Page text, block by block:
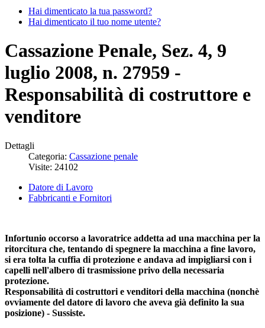
Hai dimenticato la tua password?
Hai dimenticato il tuo nome utente?
Cassazione Penale, Sez. 4, 9
luglio 2008, n. 27959 -
Responsabilità di costruttore e
venditore
Dettagli
Categoria: Cassazione penale
Visite: 24102
Datore di Lavoro
Fabbricanti e Fornitori
Infortunio occorso a lavoratrice addetta ad una macchina per la
ritorcitura che, tentando di spegnere la macchina a fine lavoro,
si era tolta la cuffia di protezione e andava ad impigliarsi con i
capelli nell'albero di trasmissione privo della necessaria
protezione.
Responsabilità di costruttori e venditori della macchina (nonchè
ovviamente del datore di lavoro che aveva già definito la sua
posizione) - Sussiste.